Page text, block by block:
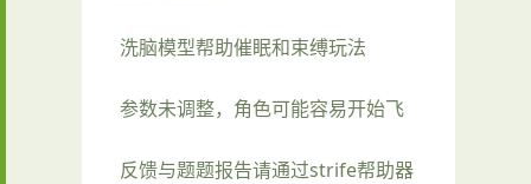
洗脑模型帮助催眠和束缚玩法
参数未调整，角色可能容易开始飞
反馈与题题报告请通过strife帮助器